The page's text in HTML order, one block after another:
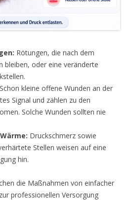
Rötungen, die nach dem
bleiben, oder eine veränderte
Schon kleine offene Wunden an der
Signal und zählen zu den
Solche Wunden sollten nie
Druckschmerz sowie
Stellen weisen auf eine
hin.
die Maßnahmen von einfacher
professionellen Versorgung